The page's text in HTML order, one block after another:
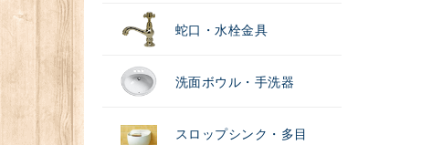
蛇口・水栓金具
洗面ボウル・手洗器
スロップシンク・多目